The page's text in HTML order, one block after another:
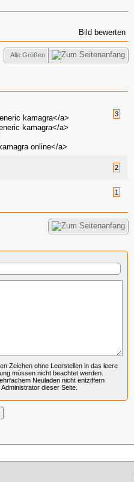
Bild bewerten
Alle Größen
3
kamagra</a>
kamagra</a>
online</a>
2
1
Zeichen ohne Leerstellen in das leere
müssen nicht beachtet werden.
Neuladen nicht entziffern
dieser Seite.